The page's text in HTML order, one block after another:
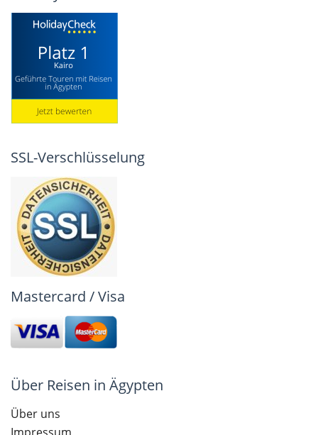
SSL-Verschlüsselung
Mastercard / Visa
Über Reisen in Ägypten
Über uns